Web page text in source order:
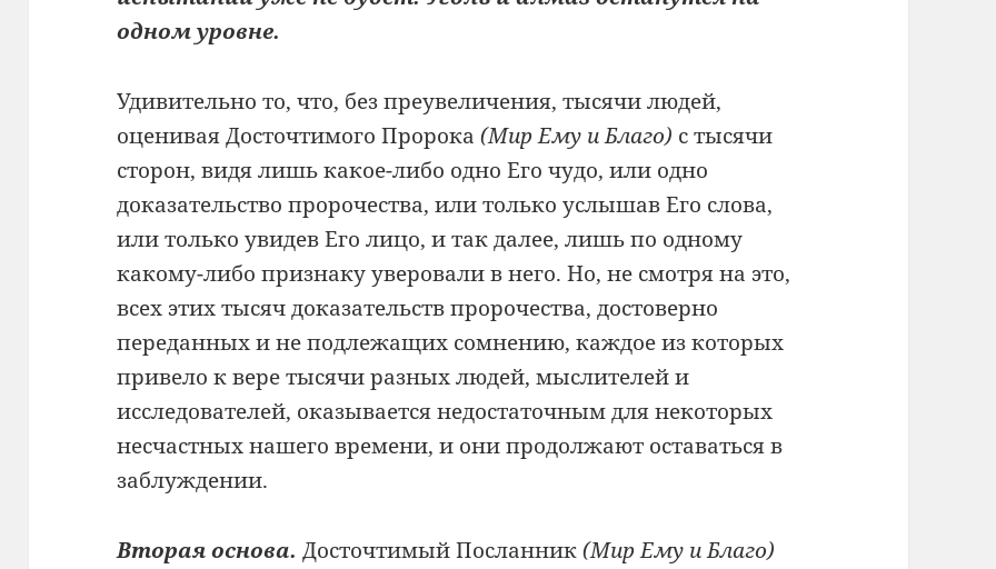
одном уровне.
Удивительно то, что, без преувеличения, тысячи людей,
оценивая Досточтимого Пророка(Мир Ему и Благо) с тысячи
сторон, видя лишь какое-либо одно Его чудо, или одно
доказательство пророчества, или только услышав Его слова,
или только увидев Его лицо, и так далее, лишь по одному
какому-либо признаку уверовали в него. Но, не смотря на это,
всех этих тысяч доказательств пророчества, достоверно
переданных и не подлежащих сомнению, каждое из которых
привело к вере тысячи разных людей, мыслителей и
исследователей, оказывается недостаточным для некоторых
несчастных нашего времени, и они продолжают оставаться в
заблуждении.
Вторая основа. Досточтимый Посланник(Мир Ему и Благо)